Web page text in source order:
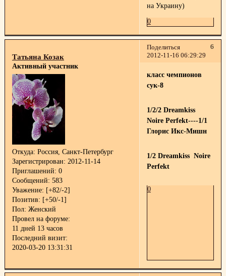
на Украину)
0
Поделиться
6
2012-11-16 06:29:29
Татьяна Козак
Активный участник
Откуда: Россия, Санкт-Петербург
Зарегистрирован: 2012-11-14
Приглашений: 0
Сообщений: 583
Уважение: [+82/-2]
Позитив: [+50/-1]
Пол: Женский
Провел на форуме:
11 дней 13 часов
Последний визит:
2020-03-20 13:31:31
класс чемпионов
сук-8
1/2/2 Dreamkiss
Noire Perfekt----1/1
Глорис Икс-Мишн
1/2 Dreamkiss Noire
Perfekt
0